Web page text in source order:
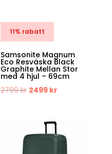
11% rabatt
Samsonite Magnum
Eco Resväska Black
Graphite Mellan Stor
med 4 hjul – 69cm
2799kr Det
2799 kr.
2499 kr
2499 kr.